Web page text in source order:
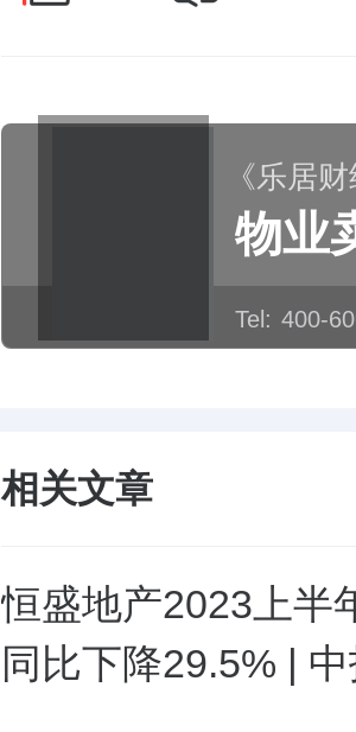
《乐居
物业
Tel: 400-
相关文章
恒盛地产2023上半
同比下降29.5% |